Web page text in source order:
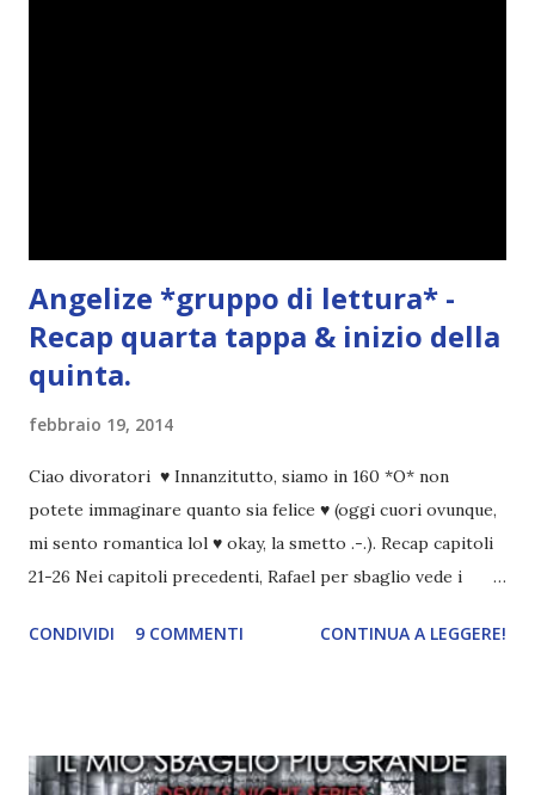
Angelize *gruppo di lettura* -
Recap quarta tappa & inizio della
quinta.
febbraio 19, 2014
Ciao divoratori ♥ Innanzitutto, siamo in 160 *O* non
potete immaginare quanto sia felice ♥ (oggi cuori ovunque,
mi sento romantica lol ♥ okay, la smetto .-.). Recap capitoli
21-26 Nei capitoli precedenti, Rafael per sbaglio vede i
incontrano e Hesediel mostra loro come combattere i puri.
angelo puro, Elemiah. Ma, a differenza di cosa pensano,
CONDIVIDI 9 COMMENTI CONTINUA A LEGGERE!